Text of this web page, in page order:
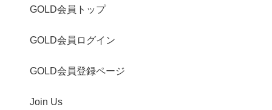
GOLD会員トップ
GOLD会員ログイン
GOLD会員登録ページ
Join Us